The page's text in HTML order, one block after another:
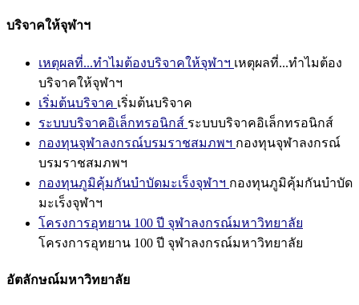
บริจาคให้จุฬาฯ
เหตุผลที่...ทำไมต้องบริจาคให้จุฬาฯ เหตุผลที่...ทำไมต้อง
บริจาคให้จุฬาฯ
เริ่มต้นบริจาค เริ่มต้นบริจาค
ระบบบริจาคอิเล็กทรอนิกส์ ระบบบริจาคอิเล็กทรอนิกส์
กองทุนจุฬาลงกรณ์บรมราชสมภพฯ กองทุนจุฬาลงกรณ์
บรมราชสมภพฯ
กองทุนภูมิคุ้มกันบำบัดมะเร็งจุฬาฯ กองทุนภูมิคุ้มกันบำบัด
มะเร็งจุฬาฯ
โครงการอุทยาน 100 ปี จุฬาลงกรณ์มหาวิทยาลัย
โครงการอุทยาน 100 ปี จุฬาลงกรณ์มหาวิทยาลัย
อัตลักษณ์มหาวิทยาลัย